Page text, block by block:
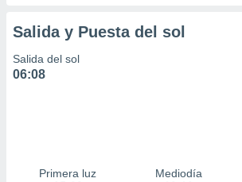
Salida y Puesta del sol
Salida del sol
06:08
Primera luz
Mediodía